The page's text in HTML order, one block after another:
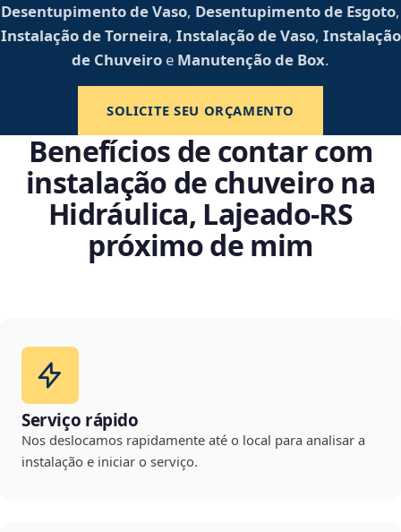
Desentupimento de Vaso, Desentupimento de Esgoto,
Instalação de Torneira, Instalação de Vaso, Instalação
de Chuveiro e Manutenção de Box.
SOLICITE SEU ORÇAMENTO
Benefícios de contar com
instalação de chuveiro na
Hidráulica, Lajeado‑RS
próximo de mim
Serviço rápido
Nos deslocamos rapidamente até o local para analisar a
instalação e iniciar o serviço.